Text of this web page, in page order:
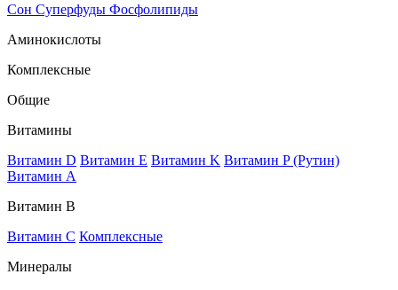
Сон Суперфуды Фосфолипиды
Аминокислоты
Комплексные
Общие
Витамины
Витамин D Витамин E Витамин K Витамин P (Рутин)
Витамин А
Витамин В
Витамин C Комплексные
Минералы